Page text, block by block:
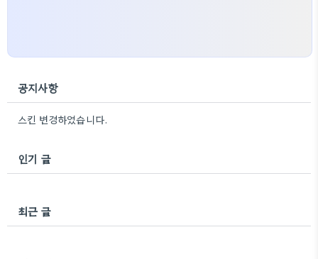
공지사항
스킨 변경하였습니다.
인기 글
최근 글